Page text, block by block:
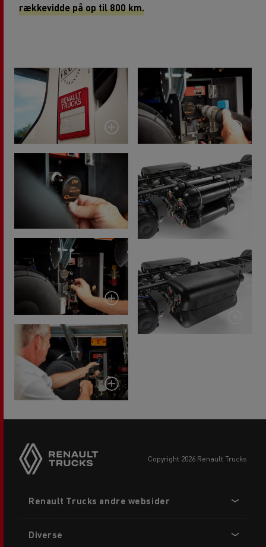
rækkevidde på op til 800 km.
copyright 2026 Renault Trucks
menu
Renault Trucks andre websider
Diverse